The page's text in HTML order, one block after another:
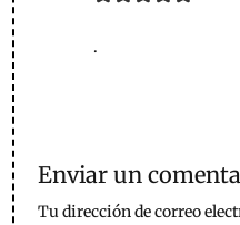
.
Enviar un
Tu dirección de correo